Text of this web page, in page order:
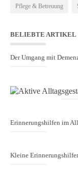
Pflege & Betreuung
BELIEBTE ARTIKEL
Der Umgang mit
Erinnerungshilfen im
Kleine